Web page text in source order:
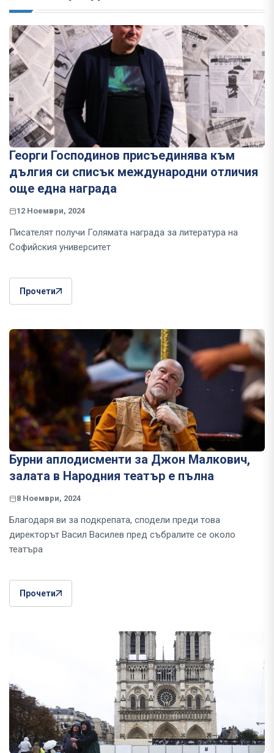
Георги Господинов присъединява към
дългия си списък международни отличия
още една награда
12 Ноември, 2024
Писателят получи Голямата награда за литература на
Софийския университет
Прочети
Бурни аплодисменти за Джон Малкович,
залата в Народния театър е пълна
8 Ноември, 2024
Благодаря ви за подкрепата, сподели преди това
директорът Васил Василев пред събралите се около
театъра
Прочети